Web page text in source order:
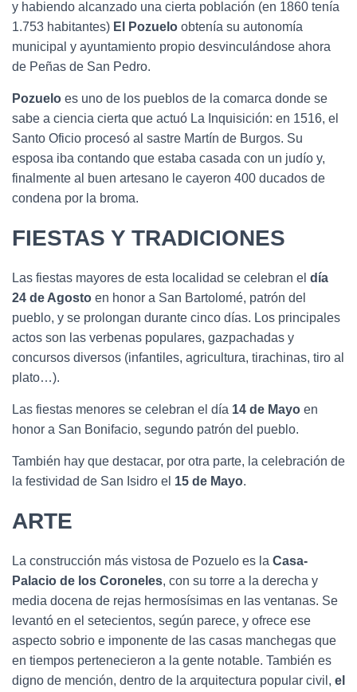
y habiendo alcanzado una cierta población (en 1860 tenía
1.753 habitantes) El Pozuelo obtenía su autonomía
municipal y ayuntamiento propio desvinculándose ahora
de Peñas de San Pedro.
Pozuelo es uno de los pueblos de la comarca donde se
sabe a ciencia cierta que actuó La Inquisición: en 1516, el
Santo Oficio procesó al sastre Martín de Burgos. Su
esposa iba contando que estaba casada con un judío y,
finalmente al buen artesano le cayeron 400 ducados de
condena por la broma.
FIESTAS Y TRADICIONES
Las fiestas mayores de esta localidad se celebran el día
24 de Agosto en honor a San Bartolomé, patrón del
pueblo, y se prolongan durante cinco días. Los principales
actos son las verbenas populares, gazpachadas y
concursos diversos (infantiles, agricultura, tirachinas, tiro al
plato…).
Las fiestas menores se celebran el día 14 de Mayo en
honor a San Bonifacio, segundo patrón del pueblo.
También hay que destacar, por otra parte, la celebración de
la festividad de San Isidro el 15 de Mayo.
ARTE
La construcción más vistosa de Pozuelo es la Casa-
Palacio de los Coroneles, con su torre a la derecha y
media docena de rejas hermosísimas en las ventanas. Se
levantó en el setecientos, según parece, y ofrece ese
aspecto sobrio e imponente de las casas manchegas que
en tiempos pertenecieron a la gente notable. También es
digno de mención, dentro de la arquitectura popular civil, el